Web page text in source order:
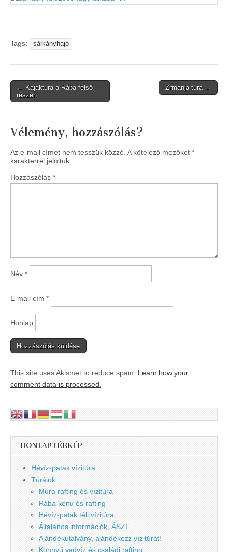
Tags: sárkányhajó
Post
navigation
← Kajaktúra a Rába felső
részén
Zrmanja túra →
Vélemény, hozzászólás?
Az e-mail címet nem tesszük közzé. A kötelező mezőket *
karakterrel jelöltük
Hozzászólás *
Név *
E-mail cím *
Honlap
This site uses Akismet to reduce spam. Learn how your
comment data is processed.
HONLAPTÉRKÉP
Hévíz-patak vízitúra
Túráink
Mura rafting és vízitúra
Rába kenu és rafting
Hévíz-patak téli vízitúra
Általános információk, ÁSZF
Ajándékutalvány, ajándékozz vízitúrát!
Könnyű vadvíz és családi rafting